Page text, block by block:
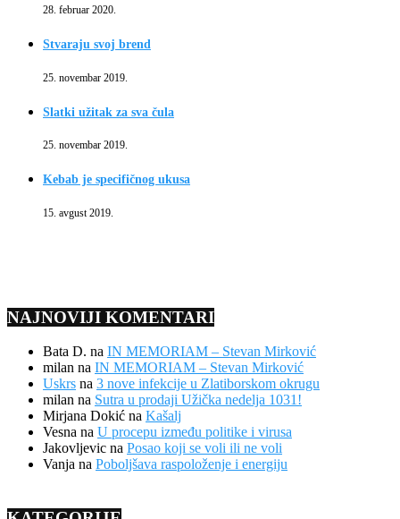
28. februar 2020.
Stvaraju svoj brend
25. novembar 2019.
Slatki užitak za sva čula
25. novembar 2019.
Kebab je specifičnog ukusa
15. avgust 2019.
NAJNOVIJI KOMENTARI
Bata D. na IN MEMORIAM – Stevan Mirković
milan na IN MEMORIAM – Stevan Mirković
Uskrs na 3 nove infekcije u Zlatiborskom okrugu
milan na Sutra u prodaji Užička nedelja 1031!
Mirjana Dokić na Kašalj
Vesna na U procepu između politike i virusa
Jakovljevic na Posao koji se voli ili ne voli
Vanja na Poboljšava raspoloženje i energiju